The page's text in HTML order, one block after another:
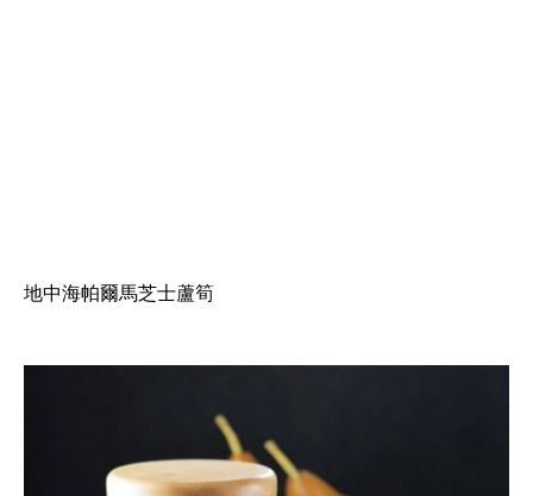
地中海帕爾馬芝士蘆筍